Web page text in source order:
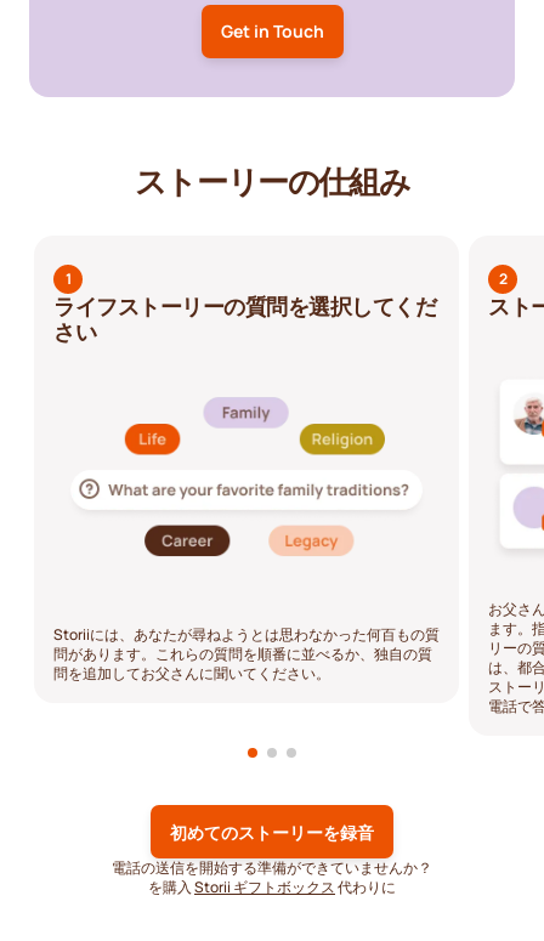
Get in Touch
ストーリーの仕組み
1
ライフストーリーの質問を選択してくだ
さい
Storiiには、あなたが尋ねようとは思わなかった何百もの質
問があります。これらの質問を順番に並べるか、独自の質
問を追加してお父さんに聞いてください。
2
スト
お父さ
ます。
リーの
は、都
ストー
電話で
初めてのストーリーを録音
電話の送信を開始する準備ができていませんか？
を購入 Storii ギフトボックス代わりに